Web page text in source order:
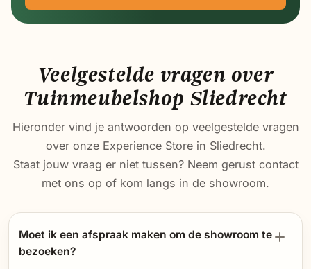
Veelgestelde vragen over
Tuinmeubelshop Sliedrecht
Hieronder vind je antwoorden op veelgestelde vragen
over onze Experience Store in Sliedrecht.
Staat jouw vraag er niet tussen? Neem gerust contact
met ons op of kom langs in de showroom.
Moet ik een afspraak maken om de showroom te
bezoeken?